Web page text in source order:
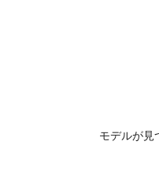
モデルが見